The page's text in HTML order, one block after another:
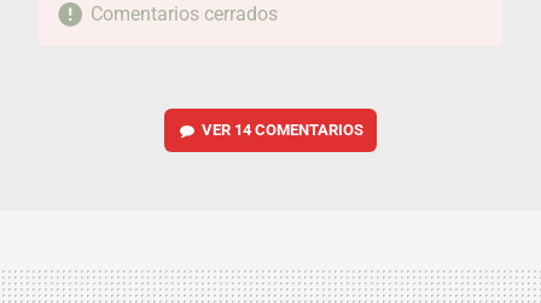
Comentarios cerrados
VER 14 COMENTARIOS